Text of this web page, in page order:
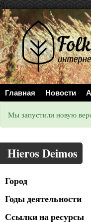
//
Главная Новости
Мы запустили новую
Hieros Deimos
Город
Годы деятельности
Ссылки на ресурсы